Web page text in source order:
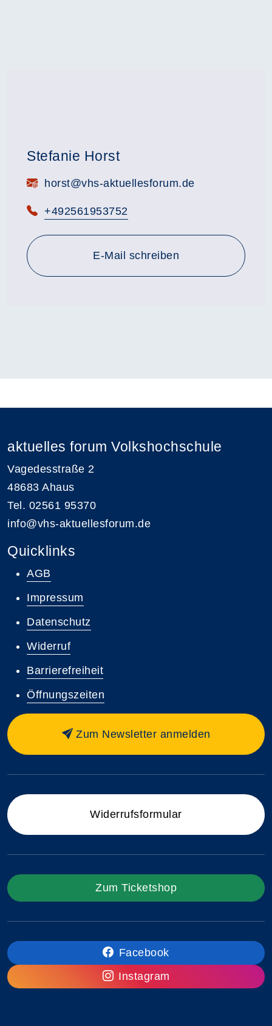
Stefanie Horst
E-Mail:horst@vhs-aktuellesforum.de
Telefon:
+492561953752
E-Mail schreiben
aktuelles forum Volkshochschule
Vagedesstraße 2
48683 Ahaus
Tel. 02561 95370
info@vhs-aktuellesforum.de
Quicklinks
AGB
Impressum
Datenschutz
Widerruf
Barrierefreiheit
Öffnungszeiten
Zum Newsletter anmelden
Widerrufsformular
Zum Ticketshop
Facebook
Instagram